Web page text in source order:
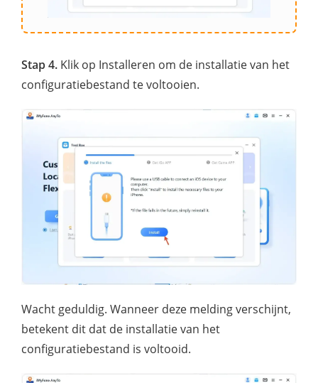
Stap 4. Klik op Installeren om de installatie van het
configuratiebestand te voltooien.
Wacht geduldig. Wanneer deze melding verschijnt,
betekent dit dat de installatie van het
configuratiebestand is voltooid.